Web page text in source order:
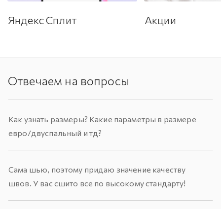
Яндекс Сплит Акции
Отвечаем на вопросы
Как узнать размеры? Какие параметры в размере
евро/двуспальный и тд?
Сама шью, поэтому придаю значение качеству
швов. У вас сшито все по высокому стандарту!